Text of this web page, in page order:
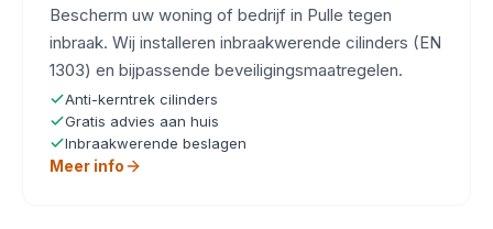
Bescherm uw woning of bedrijf in Pulle tegen
inbraak. Wij installeren inbraakwerende cilinders (EN
1303) en bijpassende beveiligingsmaatregelen.
Anti-kerntrek cilinders
Gratis advies aan huis
Inbraakwerende beslagen
Meer info